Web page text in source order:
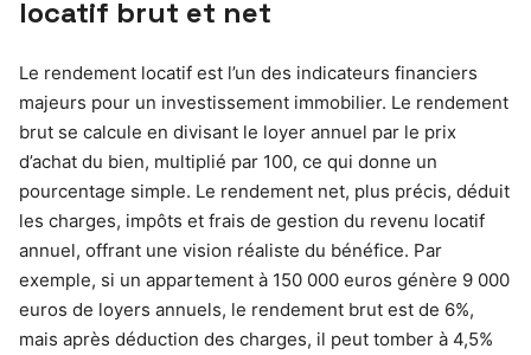
locatif brut et net
Le rendement locatif est l’un des indicateurs financiers
majeurs pour un investissement immobilier. Le rendement
brut se calcule en divisant le loyer annuel par le prix
d’achat du bien, multiplié par 100, ce qui donne un
pourcentage simple. Le rendement net, plus précis, déduit
les charges, impôts et frais de gestion du revenu locatif
annuel, offrant une vision réaliste du bénéfice. Par
exemple, si un appartement à 150 000 euros génère 9 000
euros de loyers annuels, le rendement brut est de 6%,
mais après déduction des charges, il peut tomber à 4,5%